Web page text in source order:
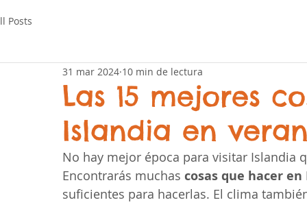
Posts
Las 15 mejores
Islandia en
31 mar 2024 10 min de lectura
No hay mejor época para visitar Islandia
Encontrarás muchas cosas que hacer
suficientes para hacerlas. El clima